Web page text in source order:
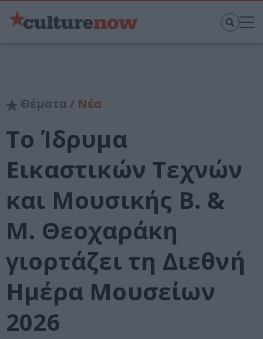
Θέματα / Νέα
Το Ίδρυμα
Εικαστικών Τεχνών
και Μουσικής Β. &
Μ. Θεοχαράκη
γιορτάζει τη Διεθνή
Ημέρα Μουσείων
2026